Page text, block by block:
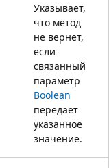
Указывает,
что метод
не вернет,
если
связанный
параметр
Boolean
передает
указанное
значение.